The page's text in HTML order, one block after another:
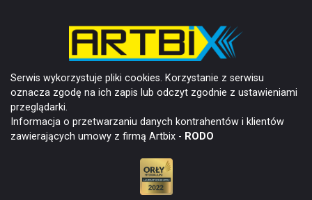
Serwis wykorzystuje pliki cookies. Korzystanie z serwisu
oznacza zgodę na ich zapis lub odczyt zgodnie z ustawieniami
przeglądarki.
Informacja o przetwarzaniu danych kontrahentów i klientów
zawierających umowy z firmą Artbix - RODO